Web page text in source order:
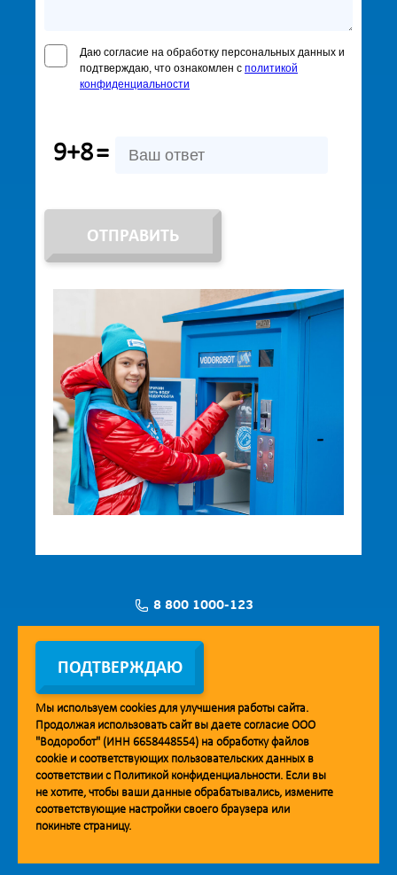
Даю согласие на обработку персональных данных и
подтверждаю, что ознакомлен с политикой
конфиденциальности
9+8=
ОТПРАВИТЬ
8 800 1000-123
Заявка на установку
Мобильное приложение Vodorobot
ПОДТВЕРЖДАЮ
Мы используем cookiesдля улучшения работы сайта.
Продолжая использовать сайт вы даете согласие ООО
"Водоробот" (ИНН 6658448554) на обработку файлов
cookie и соответствующих пользовательских данных в
соответствии с Политикой конфиденциальности. Если вы
не хотите, чтобы ваши данные обрабатывались, измените
соответствующие настройки своего браузера или
покиньте страницу.